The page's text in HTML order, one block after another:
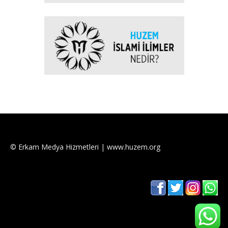
© Erkam Medya Hizmetleri | www.huzem.org